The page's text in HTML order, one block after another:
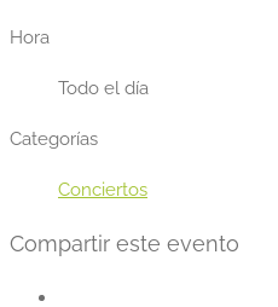
Hora
Todo el día
Categorías
Conciertos
Compartir este evento